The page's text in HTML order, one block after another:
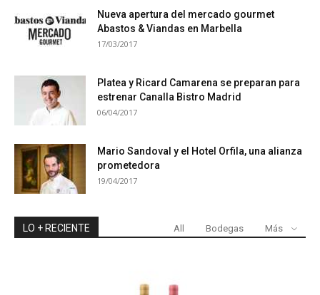
Nueva apertura del mercado gourmet
Abastos & Viandas en Marbella
17/03/2017
Platea y Ricard Camarena se preparan para
estrenar Canalla Bistro Madrid
06/04/2017
Mario Sandoval y el Hotel Orfila, una alianza
prometedora
19/04/2017
LO + RECIENTE All Bodegas Más